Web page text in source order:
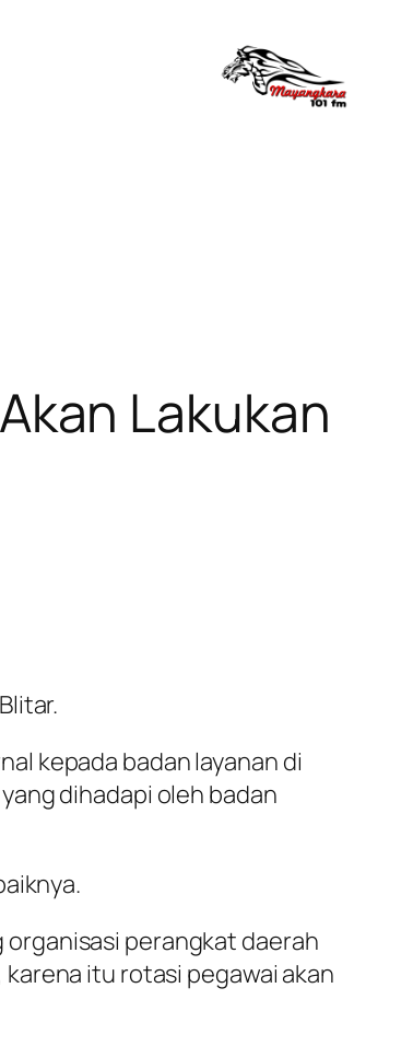
Lakukan
kepada badan layanan di
dihadapi oleh badan
organisasi perangkat daerah
karena itu rotasi pegawai akan